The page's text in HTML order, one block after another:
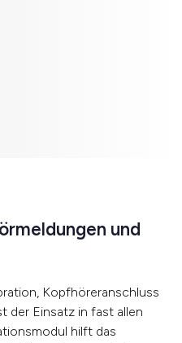
und
Kopfhöreranschluss
der Einsatz in fast allen
hilft das